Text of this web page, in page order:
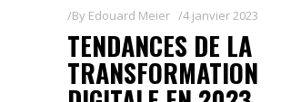
By Edouard Meier 4 janvier 2023
TENDANCES DE LA
TRANSFORMATION